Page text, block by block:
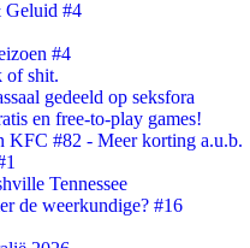
Geluid #4
#4
of shit.
gedeeld op seksfora
en free-to-play games!
#82 - Meer korting a.u.b.
Tennessee
de weerkundige? #16